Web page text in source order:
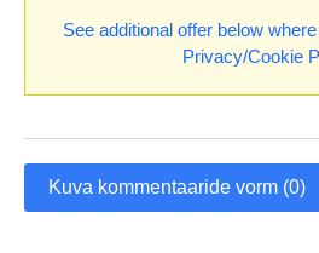
See additional offer below
Privacy/Cookie
Kuva kommentaaride vorm (0)